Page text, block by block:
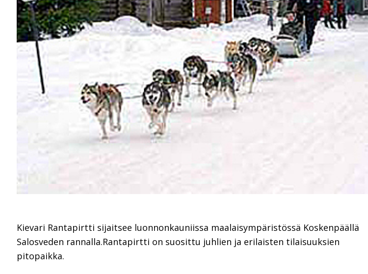
Kievari Rantapirtti sijaitsee luonnonkauniissa maalaisympäristössä Koskenpäällä
Salosveden rannalla.Rantapirtti on suosittu juhlien ja erilaisten tilaisuuksien
pitopaikka.